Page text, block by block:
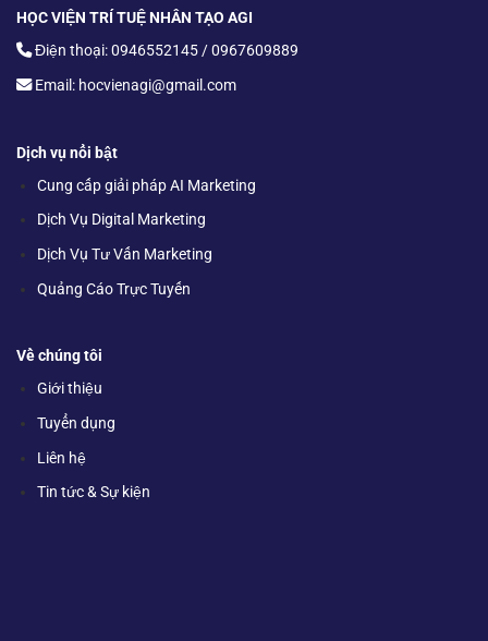
HỌC VIỆN TRÍ TUỆ NHÂN TẠO AGI
Điện thoại: 0946552145 / 0967609889
Email: hocvienagi@gmail.com
Dịch vụ nổi bật
Cung cấp giải pháp AI Marketing
Dịch Vụ Digital Marketing
Dịch Vụ Tư Vấn Marketing
Quảng Cáo Trực Tuyến
Về chúng tôi
Giới thiệu
Tuyển dụng
Liên hệ
Tin tức & Sự kiện